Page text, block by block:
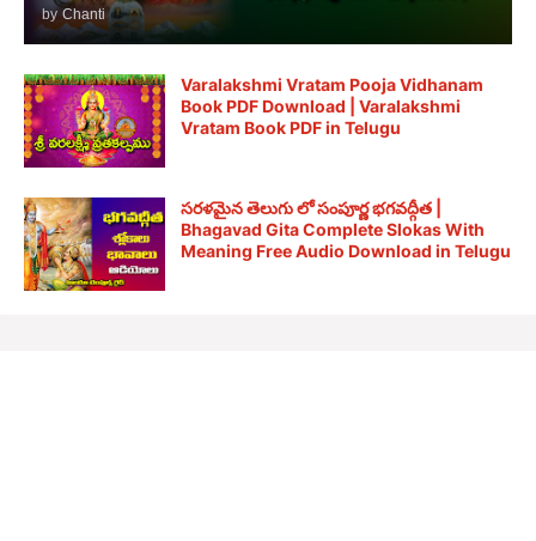
by Chanti
Varalakshmi Vratam Pooja Vidhanam
Book PDF Download | Varalakshmi
Vratam Book PDF in Telugu
సరళమైన తెలుగు లో సంపూర్ణ భగవద్గీత |
Bhagavad Gita Complete Slokas With
Meaning Free Audio Download in Telugu